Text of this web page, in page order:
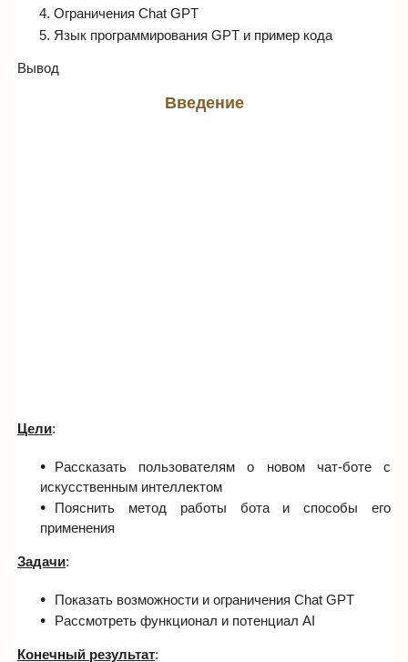
Ограничения Chat GPT
Язык программирования GPT и пример кода
Вывод
Введение
Цели:
Рассказать пользователям о новом чат-боте с
искусственным интеллектом
Пояснить метод работы бота и способы его
применения
Задачи:
Показать возможности и ограничения Chat GPT
Рассмотреть функционал и потенциал AI
Конечный результат: